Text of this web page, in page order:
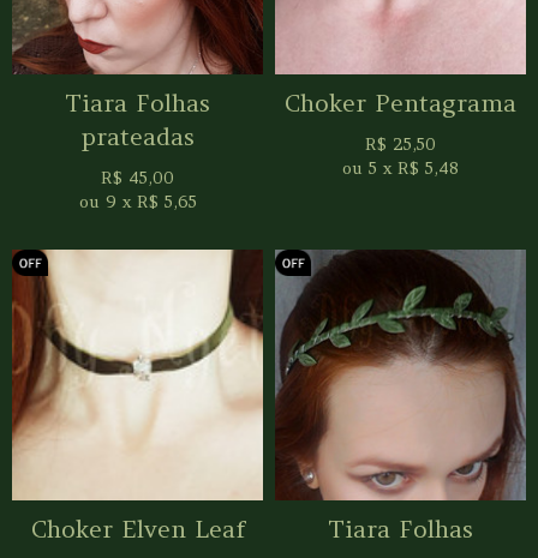
Tiara Folhas
prateadas
R$ 45,00
ou 9 x R$ 5,65
Choker Pentagrama
R$ 25,50
ou 5 x R$ 5,48
Choker Elven Leaf Tiara Folhas